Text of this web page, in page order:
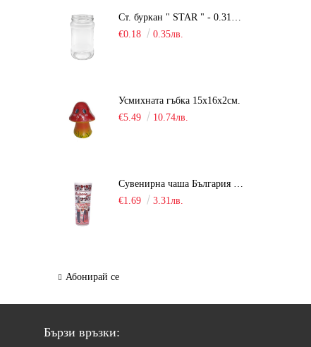
Ст. буркан " STAR " - 0.314 мл.
€0.18
0.35лв.
Усмихната гъбка 15х16х2см.
€5.49
10.74лв.
Сувенирна чаша България / шот /
€1.69
3.31лв.
Абонирай се
Бързи връзки: